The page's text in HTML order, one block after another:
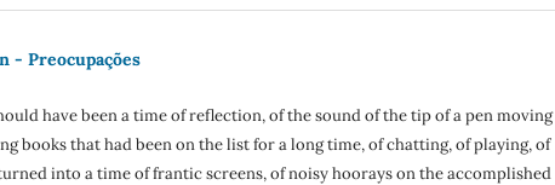
- Preocupações
have been a time of reflection, of the sound of the tip of a pen moving
books that had been on the list for a long time, of chatting, of playing, of
into a time of frantic screens, of noisy hoorays on the accomplished